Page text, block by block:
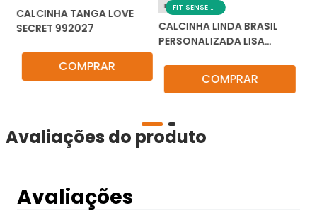
CALCINHA TANGA LOVE
SECRET 992027
COMPRAR
FIT SENSE DAY
Linda Brasil
CALCINHA LINDA BRASIL
PERSONALIZADA LISA
C/3
COMPRAR
Avaliações do produto
Avaliações